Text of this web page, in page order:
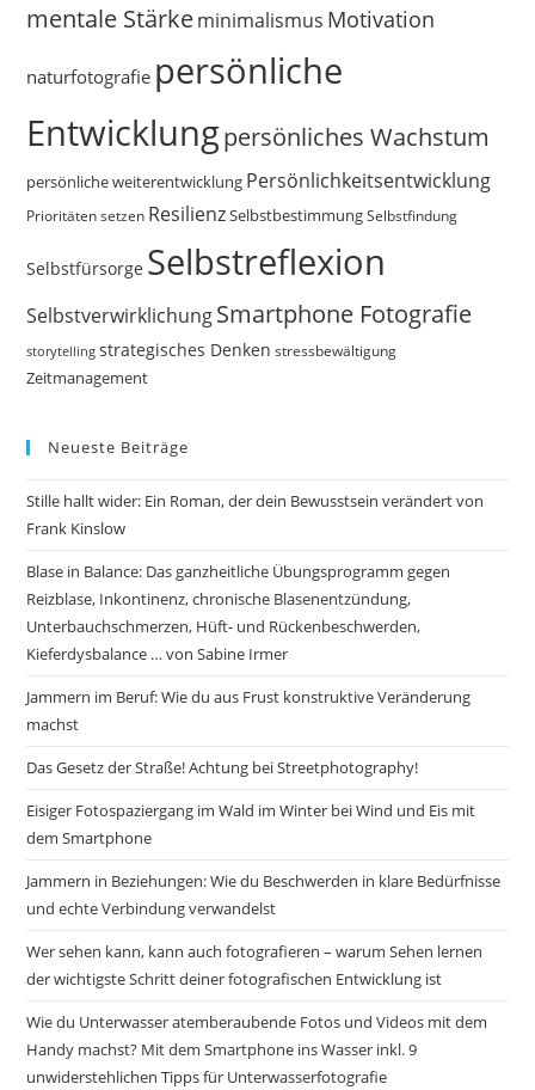
mentale Stärkeminimalismus Motivation
naturfotografie persönliche
Entwicklungpersönliches Wachstum
persönliche weiterentwicklung Persönlichkeitsentwicklung
Prioritäten setzen ResilienzSelbstbestimmung Selbstfindung
Selbstfürsorge Selbstreflexion
SelbstverwirklichungSmartphone Fotografie
storytelling strategisches Denken stressbewältigung
Zeitmanagement
Neueste Beiträge
Stille hallt wider: Ein Roman, der dein Bewusstsein verändert von
Frank Kinslow
Blase in Balance: Das ganzheitliche Übungsprogramm gegen
Reizblase, Inkontinenz, chronische Blasenentzündung,
Unterbauchschmerzen, Hüft- und Rückenbeschwerden,
Kieferdysbalance … von Sabine Irmer
Jammern im Beruf: Wie du aus Frust konstruktive Veränderung
machst
Das Gesetz der Straße! Achtung bei Streetphotography!
Eisiger Fotospaziergang im Wald im Winter bei Wind und Eis mit
dem Smartphone
Jammern in Beziehungen: Wie du Beschwerden in klare Bedürfnisse
und echte Verbindung verwandelst
Wer sehen kann, kann auch fotografieren – warum Sehen lernen
der wichtigste Schritt deiner fotografischen Entwicklung ist
Wie du Unterwasser atemberaubende Fotos und Videos mit dem
Handy machst? Mit dem Smartphone ins Wasser inkl. 9
unwiderstehlichen Tipps für Unterwasserfotografie